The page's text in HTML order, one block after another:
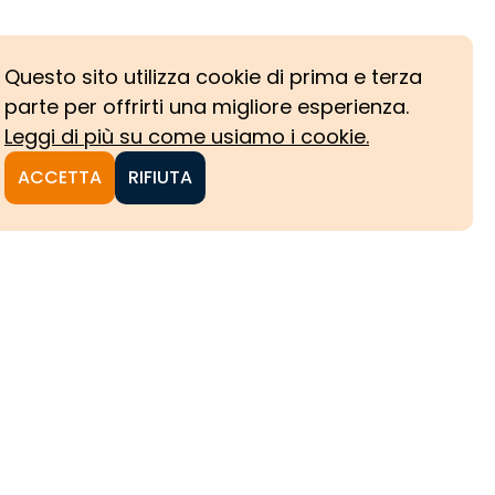
Questo sito utilizza cookie di prima e terza
parte per offrirti una migliore esperienza.
Leggi di più su come usiamo i cookie.
ACCETTA RIFIUTA